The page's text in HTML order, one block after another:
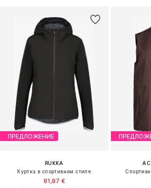
ПРЕДЛОЖЕНИЕ
RUKKA
Куртка в спортивном стиле
81,87 €